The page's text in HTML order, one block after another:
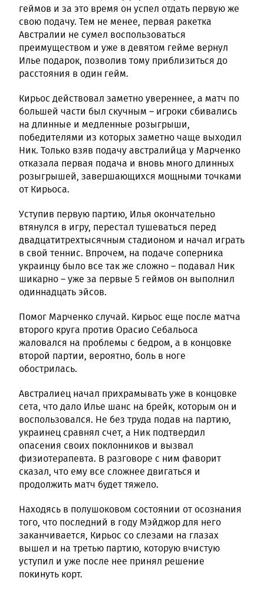
геймов и за это время он успел отдать первую же
свою подачу. Тем не менее, первая ракетка
Австралии не сумел воспользоваться
преимуществом и уже в девятом гейме вернул
Илье подарок, позволив тому приблизиться до
расстояния в один гейм.
Кирьос действовал заметно увереннее, а матч по
большей части был скучным – игроки сбивались
на длинные и медленные розыгрыши,
победителями из которых заметно чаще выходил
Ник. Только взяв подачу австралийца у Марченко
отказала первая подача и вновь много длинных
розыгрышей, завершающихся мощными точками
от Кирьоса.
Уступив первую партию, Илья окончательно
втянулся в игру, перестал тушеваться перед
двадцатитрехтысячным стадионом и начал играть
в свой теннис. Впрочем, на подаче соперника
украинцу было все так же сложно – подавал Ник
шикарно – уже за первые 5 геймов он выполнил
одиннадцать эйсов.
Помог Марченко случай. Кирьос еще после матча
второго круга против Орасио Себальоса
жаловался на проблемы с бедром, а в концовке
второй партии, вероятно, боль в ноге
обострилась.
Австралиец начал прихрамывать уже в концовке
сета, что дало Илье шанс на брейк, которым он и
воспользовался. Не без труда подав на партию,
украинец сравнял счет, а Ник подтвердил
опасения своих поклонников и вызвал
физиотерапевта. В разговоре с ним фаворит
сказал, что ему все сложнее двигаться и
продолжить матч будет тяжело.
Находясь в полушоковом состоянии от осознания
того, что последний в году Мэйджор для него
заканчивается, Кирьос со слезами на глазах
вышел и на третью партию, которую вчистую
уступил и уже после нее принял решение
покинуть корт.